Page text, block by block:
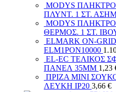
MODYS
ΠΛΥΝΤ. 1 ΣΤ.
MODYS
ΘΕΡΜΟΣ. 1 ΣΤ.
ELMARK ON-
ELM1PON10000
EL-EC ΤΕΛΙΚΟΣ
ΠΑΝΕΛ 35MM 1,23
ΠΡΙΖΑ ΜΙΝΙ
ΛΕΥΚΗ ΙP20 3,66 €